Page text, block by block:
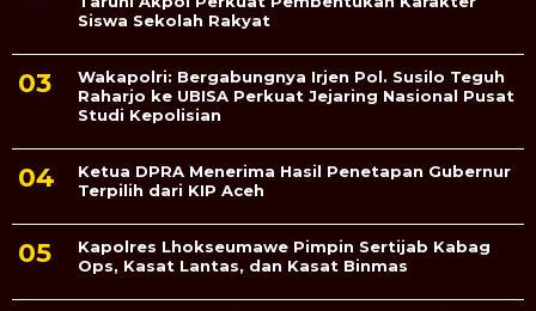
Siswa Sekolah Rakyat
Wakapolri: Bergabungnya Irjen Pol. Susilo Teguh
Raharjo ke UBISA Perkuat Jejaring Nasional Pusat
Studi Kepolisian
Ketua DPRA Menerima Hasil Penetapan Gubernur
Terpilih dari KIP Aceh
Kapolres Lhokseumawe Pimpin Sertijab Kabag
Ops, Kasat Lantas, dan Kasat Binmas